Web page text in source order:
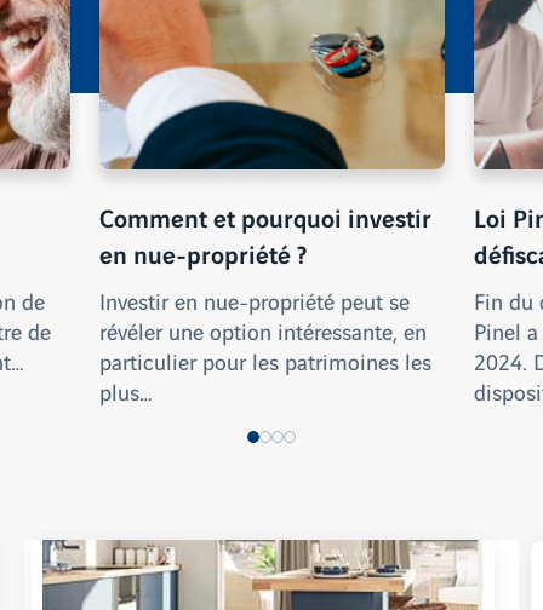
de
de
Comment et pourquoi investir
en nue-propriété ?
Investir en nue-propriété peut se
révéler une option intéressante, en
particulier pour les patrimoines les
plus…
Loi
Fin du
Pinel
2024.